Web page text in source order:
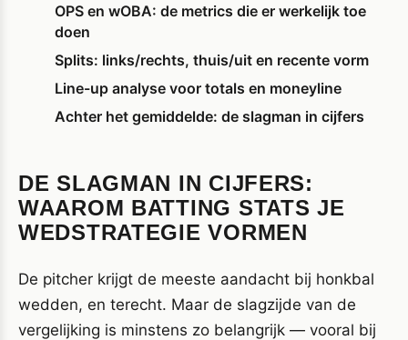
OPS en wOBA: de metrics die er werkelijk toe
doen
Splits: links/rechts, thuis/uit en recente vorm
Line-up analyse voor totals en moneyline
Achter het gemiddelde: de slagman in cijfers
DE SLAGMAN IN CIJFERS:
WAAROM BATTING STATS JE
WEDSTRATEGIE VORMEN
De pitcher krijgt de meeste aandacht bij honkbal
wedden, en terecht. Maar de slagzijde van de
vergelijking is minstens zo belangrijk — vooral bij